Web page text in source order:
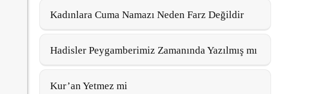
Kadınlara Cuma Namazı Neden Farz Değildir
Hadisler Peygamberimiz Zamanında Yazılmış mı
Kur’an Yetmez mi